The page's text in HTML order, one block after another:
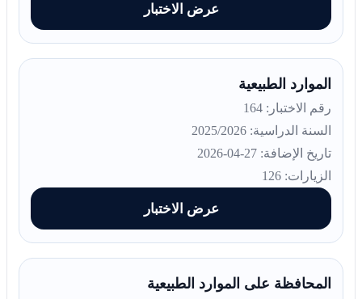
عرض الاختبار
الموارد الطبيعية
رقم الاختبار: 164
السنة الدراسية: 2025/2026
تاريخ الإضافة: 27-04-2026
الزيارات: 126
عرض الاختبار
المحافظة على الموارد الطبيعية